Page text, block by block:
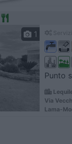
1
Punto
Via
Lama-